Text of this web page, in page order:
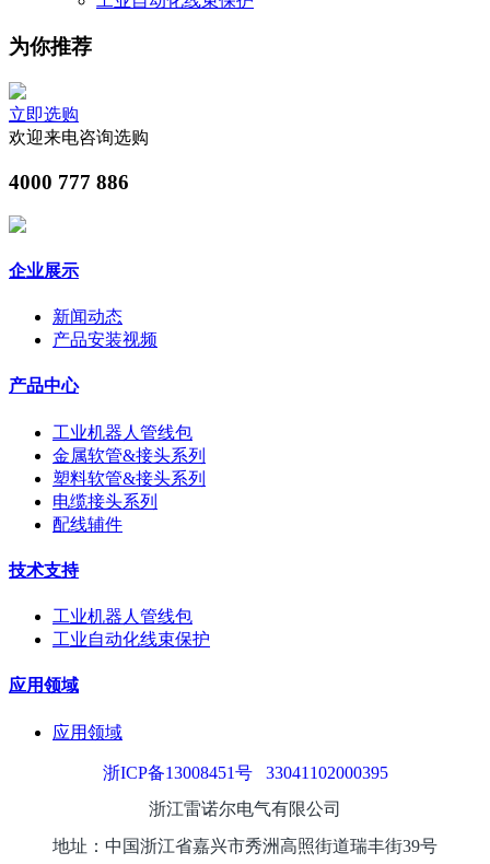
为你推荐
立即选购
欢迎来电咨询选购
4000 777 886
企业展示
新闻动态
产品安装视频
产品中心
工业机器人管线包
金属软管&接头系列
塑料软管&接头系列
电缆接头系列
配线辅件
技术支持
工业机器人管线包
工业自动化线束保护
应用领域
应用领域
浙ICP备13008451号
33041102000395
浙江雷诺尔电气有限公司
地址：中国浙江省嘉兴市秀洲高照街道瑞丰街39号